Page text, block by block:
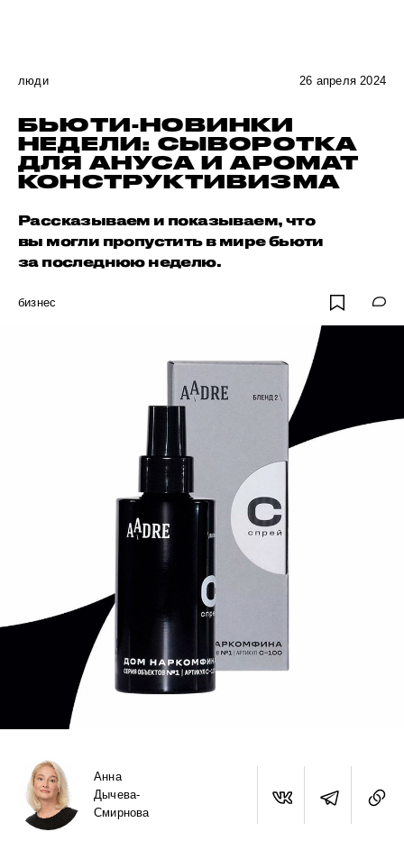
люди 26 апреля 2024
БЬЮТИ-НОВИНКИ
НЕДЕЛИ: СЫВОРОТКА
ДЛЯ АНУСА И АРОМАТ
КОНСТРУКТИВИЗМА
Рассказываем и показываем, что
вы могли пропустить в мире бьюти
за последнюю неделю.
бизнес
Анна
Дычева-
Смирнова